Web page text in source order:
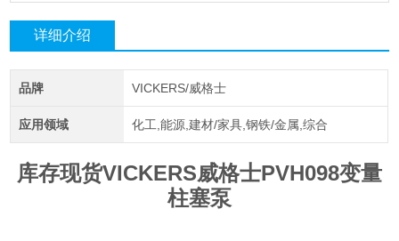
详细介绍
品牌 VICKERS/威格士
应用领域 化工,能源,建材/家具,钢铁/金属,综合
库存现货VICKERS威格士PVH098变量
柱塞泵